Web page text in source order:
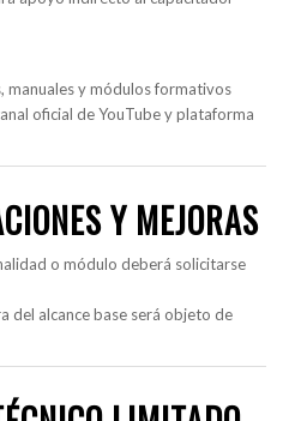
manuales y módulos formativos
oficial de YouTube y plataforma
Y MEJORAS
o módulo deberá solicitarse
del alcance base será objeto de